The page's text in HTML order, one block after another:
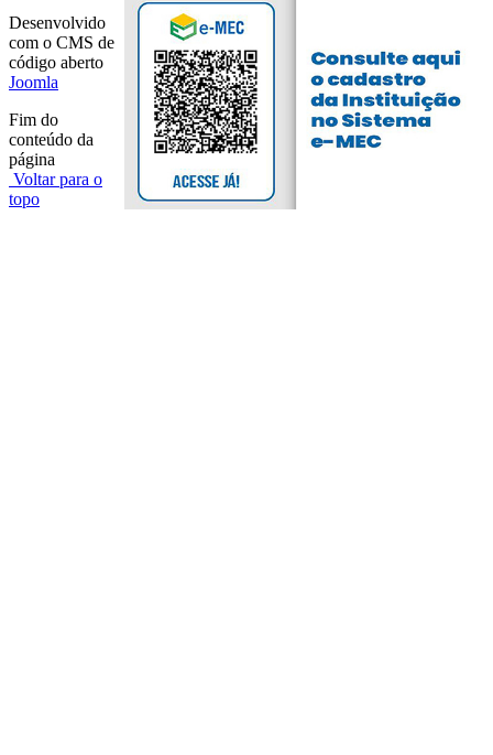
Desenvolvido
com o CMS de
código aberto
Joomla
Fim do
conteúdo da
página
Voltar para o
topo